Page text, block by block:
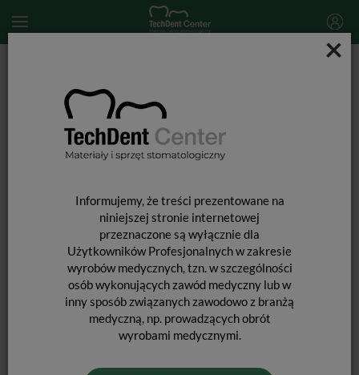
×
Informujemy, że treści prezentowane na
niniejszej stronie internetowej
przeznaczone są wyłącznie dla
Użytkowników Profesjonalnych w zakresie
wyrobów medycznych, tzn. w szczególności
osób wykonujących zawód medyczny lub w
inny sposób związanych zawodowo z branżą
medyczną, np. prowadzących obrót
wyrobami medycznymi.
Gumki One Gloss / trzymadło 6 szt.